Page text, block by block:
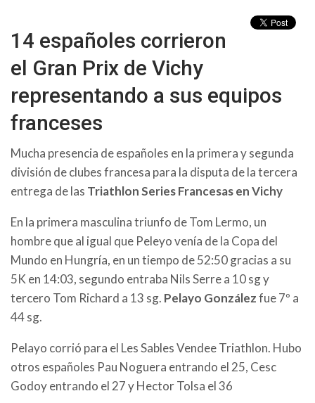
14 españoles corrieron
el Gran Prix de Vichy
representando a sus equipos
franceses
Mucha presencia de españoles en la primera y segunda
división de clubes francesa para la disputa de la tercera
entrega de las Triathlon Series Francesas en Vichy
En la primera masculina triunfo de Tom Lermo, un
hombre que al igual que Peleyo venía de la Copa del
Mundo en Hungría, en un tiempo de 52:50 gracias a su
5K en 14:03, segundo entraba Nils Serre a 10 sg y
tercero Tom Richard a 13 sg. Pelayo Gonzálezfue 7º a
44 sg.
Pelayo corrió para el Les Sables Vendee Triathlon. Hubo
otros españoles Pau Noguera entrando el 25, Cesc
Godoy entrando el 27 y Hector Tolsa el 36